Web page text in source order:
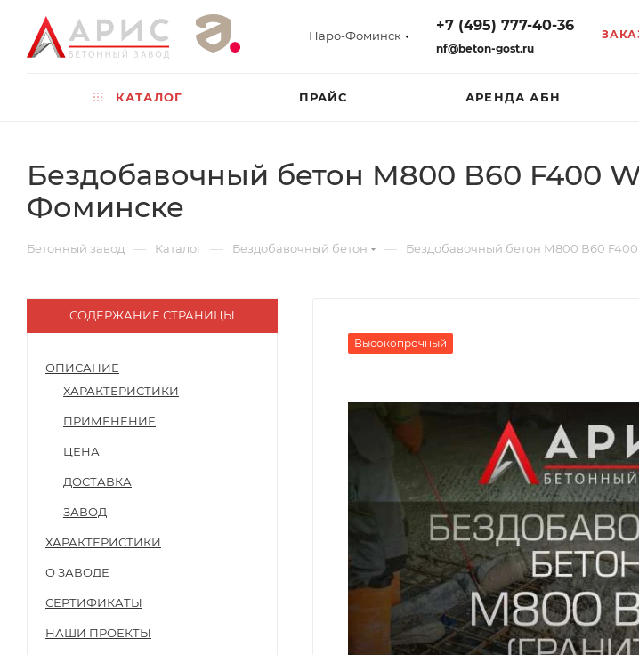
Наро-Фоминск
+7 (495) 777-40-36
nf@beton-gost.ru
КАТАЛОГ ПРАЙС АРЕНДА АБН
Бездобавочный бетон М800 В60 F400
Фоминске
Бетонный завод — Каталог — Бездобавочный бетон — Бездобавочный бетон М800 В60 F400
СОДЕРЖАНИЕ СТРАНИЦЫ
ОПИСАНИЕ
ХАРАКТЕРИСТИКИ
ПРИМЕНЕНИЕ
ЦЕНА
ДОСТАВКА
ЗАВОД
ХАРАКТЕРИСТИКИ
О ЗАВОДЕ
СЕРТИФИКАТЫ
НАШИ ПРОЕКТЫ
Высокопрочный